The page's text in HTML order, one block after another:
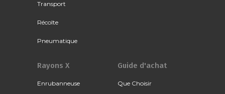
Transport
Récolte
Pneumatique
Rayons X
Enrubanneuse
Guide d'achat
Que Choisir